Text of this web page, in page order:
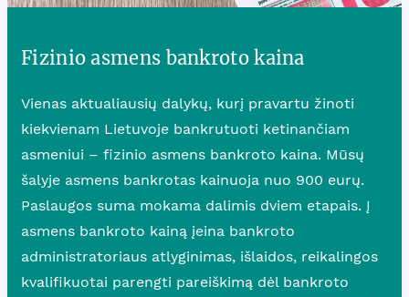
Fizinio asmens bankroto kaina
Vienas aktualiausių dalykų, kurį pravartu žinoti
kiekvienam Lietuvoje bankrutuoti ketinančiam
asmeniui – fizinio asmens bankroto kaina. Mūsų
šalyje asmens bankrotas kainuoja nuo 900 eurų.
Paslaugos suma mokama dalimis dviem etapais. Į
asmens bankroto kainą įeina bankroto
administratoriaus atlyginimas, išlaidos, reikalingos
kvalifikuotai parengti pareiškimą dėl bankroto